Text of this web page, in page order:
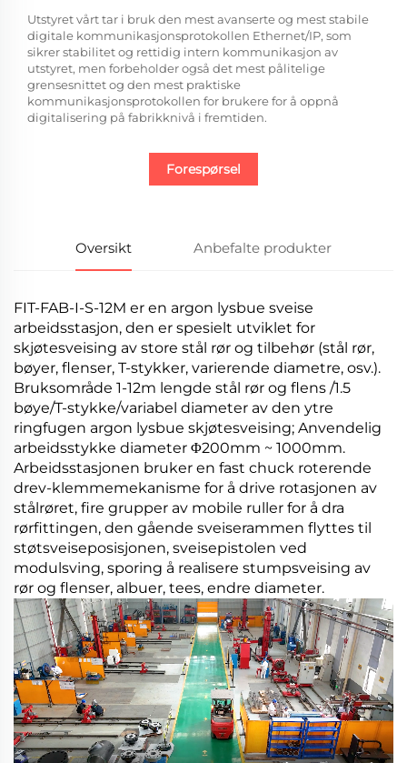
Utstyret vårt tar i bruk den mest avanserte og mest stabile
digitale kommunikasjonsprotokollen Ethernet/IP, som
sikrer stabilitet og rettidig intern kommunikasjon av
utstyret, men forbeholder også det mest pålitelige
grensesnittet og den mest praktiske
kommunikasjonsprotokollen for brukere for å oppnå
digitalisering på fabrikknivå i fremtiden.
Forespørsel
Oversikt Anbefalte produkter
FIT-FAB-I-S-12M er en argon lysbue sveise
arbeidsstasjon, den er spesielt utviklet for
skjøtesveising av store stål rør og tilbehør (stål rør,
bøyer, flenser, T-stykker, varierende diametre, osv.).
Bruksområde 1-12m lengde stål rør og flens /1.5
bøye/T-stykke/variabel diameter av den ytre
ringfugen argon lysbue skjøtesveising; Anvendelig
arbeidsstykke diameter Φ200mm ~ 1000mm.
Arbeidsstasjonen bruker en fast chuck roterende
drev-klemmemekanisme for å drive rotasjonen av
stålrøret, fire grupper av mobile ruller for å dra
rørfittingen, den gående sveiserammen flyttes til
støtsveiseposisjonen, sveisepistolen ved
modulsving, sporing å realisere stumpsveising av
rør og flenser, albuer, tees, endre diameter.